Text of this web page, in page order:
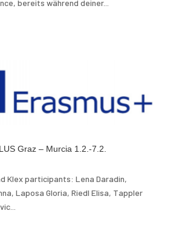
bereits während deiner...
Graz – Murcia 1.2.-7.2.
Klex participants: Lena Daradin,
Laposa Gloria, Riedl Elisa, Tappler